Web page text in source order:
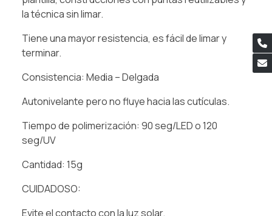
la técnica sin limar.
Tiene una mayor resistencia, es fácil de limar y
terminar.
Consistencia: Media – Delgada
Autonivelante pero no fluye hacia las cutículas.
Tiempo de polimerización: 90 seg/LED o 120
seg/UV
Cantidad: 15g
CUIDADOSO:
Evite el contacto con la luz solar.